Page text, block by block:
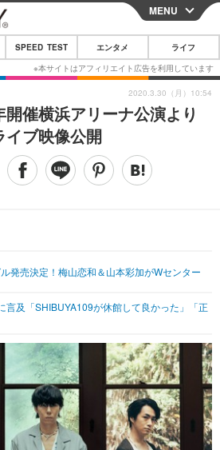
CLOSE
スマートフォン
その他
映画・ドラマ
ブログ
その他
MENU
SPEED TEST エンタメ ライフ
催横浜アリーナ公演より
イブ映像公開
発売決定！梅山恋和＆山本彩加がWセンター
言及「SHIBUYA109が休館して良かった」「正
2020.3.30（月）10:54